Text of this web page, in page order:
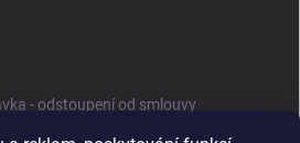
- odstoupení od smlouvy